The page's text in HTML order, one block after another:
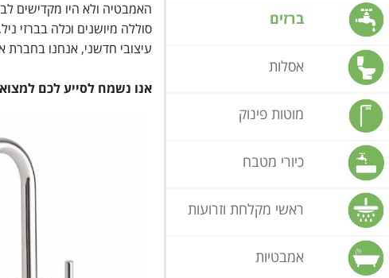
ברזים
אסלות
מוטות פינוק
כיורי מטבח
ראשי מקלחת וזרועות
אמבטיות
האמבטיה ולא היו מקדישים
סוללה מיושנים וכלה בברזי
עיצובי חדשני, אנחנו בחברת
אנו נשמח לסייע לכם